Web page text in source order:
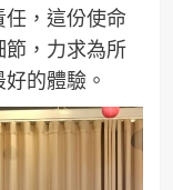
，這份使命
，力求為所
的體驗。